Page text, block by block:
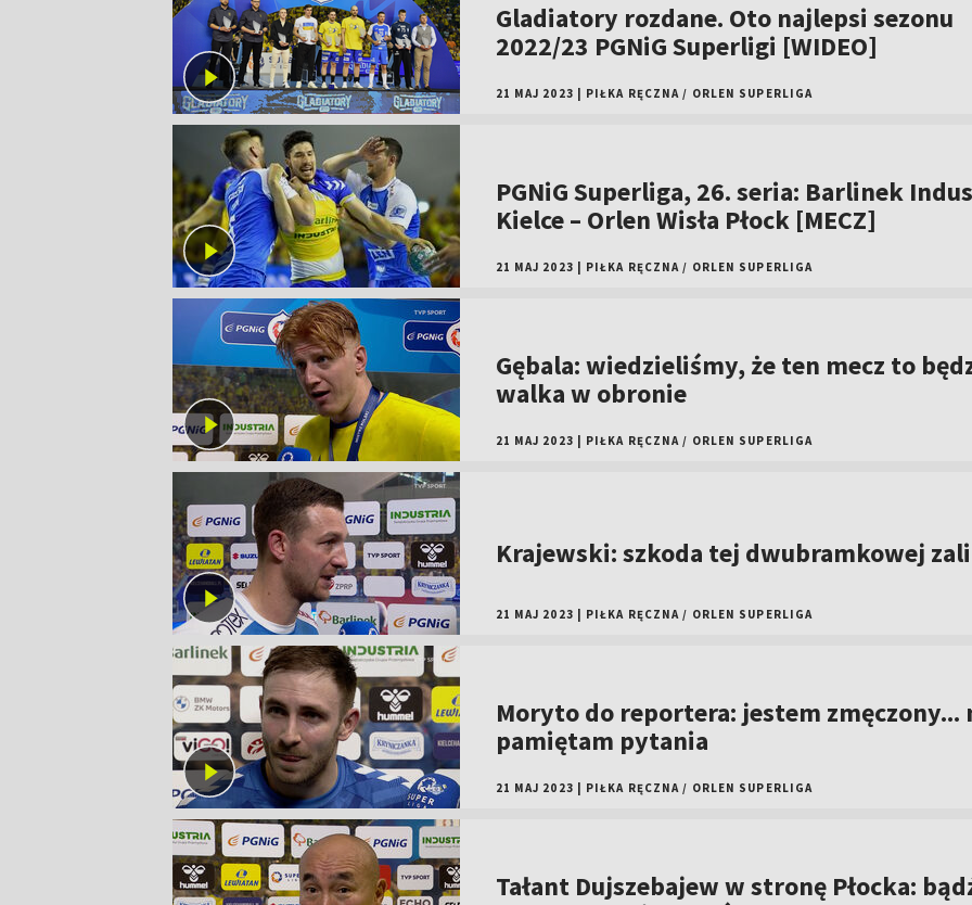
Gladiatory rozdane. Oto najlepsi sezonu
2022/23 PGNiG Superligi [WIDEO]
21 MAJ 2023 PIŁKA RĘCZNA / ORLEN SUPERLIGA
PGNiG Superliga, 26. seria: Barlinek
Kielce – Orlen Wisła Płock [MECZ]
21 MAJ 2023 PIŁKA RĘCZNA / ORLEN SUPERLIGA
Gębala: wiedzieliśmy, że ten mecz to
walka w obronie
21 MAJ 2023 PIŁKA RĘCZNA / ORLEN SUPERLIGA
Krajewski: szkoda tej dwubramkowej
21 MAJ 2023 PIŁKA RĘCZNA / ORLEN SUPERLIGA
Moryto do reportera: jestem zmęczony...
pamiętam pytania
21 MAJ 2023 PIŁKA RĘCZNA / ORLEN SUPERLIGA
Tałant Dujszebajew w stronę Płocka: